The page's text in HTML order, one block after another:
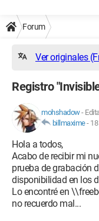
Forum
Ver originales
Registro
mohshadow-
billmaxime-
Hola a todos,
Acabo de recibir mi
prueba de grabación
disponibilidad en los
Lo encontré en
no recuerdo mal...